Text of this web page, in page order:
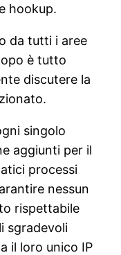
hookup.
da tutti i aree
è tutto
discutere la
singolo
aggiunti per il
processi
nessun
rispettabile
sgradevoli
il loro unico IP